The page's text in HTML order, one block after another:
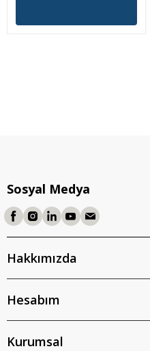
Sosyal Medya
Hakkımızda
Hesabım
Kurumsal